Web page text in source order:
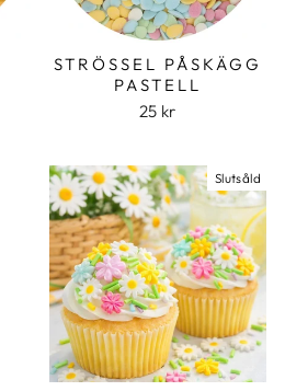
STRÖSSEL PÅSKÄGG
PASTELL
25 kr
Slutsåld